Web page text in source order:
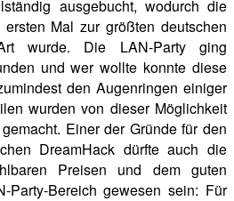
ausgebucht, wodurch die
Mal zur größten deutschen
wurde. Die LAN-Party ging
und wer wollte konnte diese
den Augenringen einiger
wurden von dieser Möglichkeit
Einer der Gründe für den
DreamHack dürfte auch die
Preisen und dem guten
Party-Bereich gewesen sein: Für